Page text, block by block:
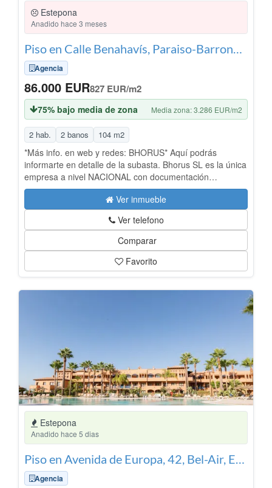
Estepona
Anadido hace 3 meses
Piso en Calle Benahavís, Paraiso-Barronal, Estepona
Agencia
86.000 EUR827 EUR/m2
75% bajo media de zona Media zona: 3.286 EUR/m2
2 hab. 2 banos 104 m2
*Más info. en web y redes: BHORUS* Aquí podrás
informarte en detalle de la subasta. Bhorus SL es la única
empresa a nivel NACIONAL con documentación
demostrable en todo tipo de operaciones de subasta.
¡Cuidado! Las subastas tienen mucho riesgo si no son
analizadas por los profesionales adecuados. Accede a
nuestra web o redes para más información.
Ver inmueble
Ver telefono
Comparar
Favorito
Estepona
Anadido hace 5 dias
Piso en Avenida de Europa, 42, Bel-Air, Estepona
Agencia